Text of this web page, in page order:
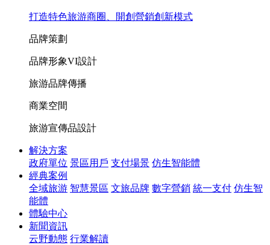
打造特色旅游商圈、開創營銷創新模式
品牌策劃
品牌形象VI設計
旅游品牌傳播
商業空間
旅游宣傳品設計
解決方案
政府單位 景區用戶 支付場景 仿生智能體
經典案例
全域旅游 智慧景區 文旅品牌 數字營銷 統一支付 仿生智
能體
體驗中心
新聞資訊
云野動態 行業解讀